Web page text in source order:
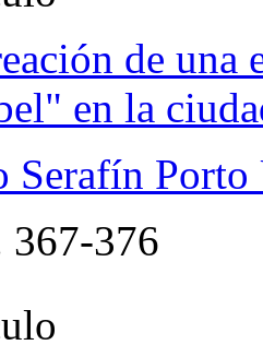
de una
en la
Serafín Porto
367-376